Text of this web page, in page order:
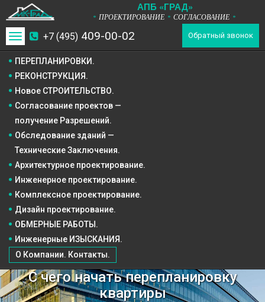
АПБ «ГРАД»
* ПРОЕКТИРОВАНИЕ * СОГЛАСОВАНИЕ *
+7 (495) 409-00-02 Обратный звонок
Toggle
navigation
ПЕРЕПЛАНИРОВКИ.
РЕКОНСТРУКЦИЯ.
Новое СТРОИТЕЛЬСТВО.
ОБМЕРНЫЕ РАБОТЫ.
Инженерные ИЗЫСКАНИЯ.
О Компании. Контакты.
Согласование проектов —
получение Разрешений.
Обследование зданий —
Технические Заключения.
Архитектурное проектирование.
Инженерное проектирование.
Комплексное проектирование.
Дизайн проектирование.
С чего начать перепланировку
квартиры